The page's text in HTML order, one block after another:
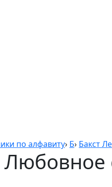
по алфавиту› Б› Бакст
Любовное